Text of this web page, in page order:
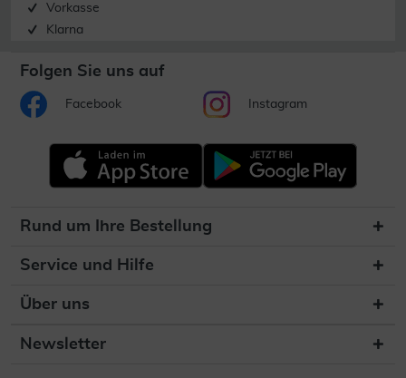
Vorkasse
Klarna
Folgen Sie uns auf
Facebook Instagram
Rund um Ihre Bestellung
Service und Hilfe
Über uns
Newsletter